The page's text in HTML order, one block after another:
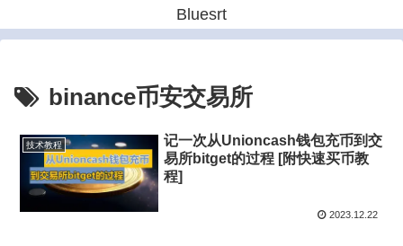
Bluesrt
binance币安交易所
技术教程
记一次从Unioncash钱包充币到交
易所bitget的过程 [附快速买币教
程]
2023.12.22